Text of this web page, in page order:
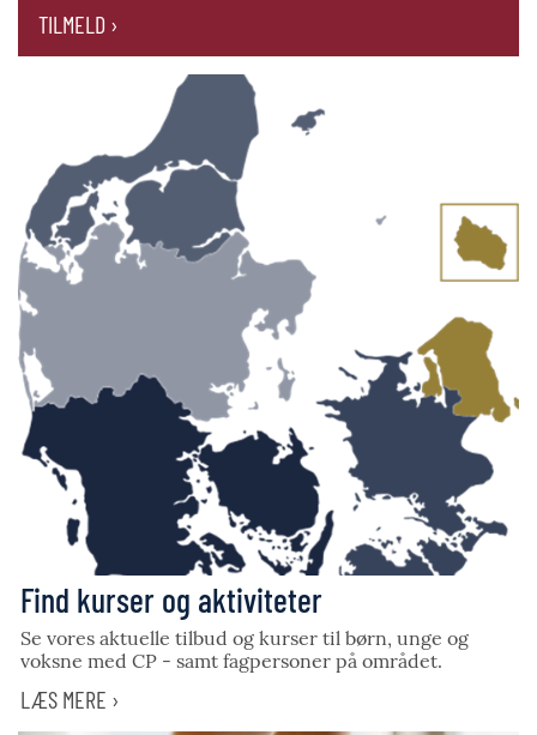
TILMELD ›
Find kurser og aktiviteter
Se vores aktuelle tilbud og kurser til børn, unge og
voksne med CP - samt fagpersoner på området.
LÆS MERE ›